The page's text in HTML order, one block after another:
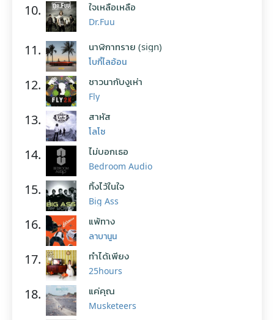
10. ใจเหลือเหลือ
Dr.Fuu
11. นาฬิกาทราย (sign)
โบกี้ไลอ้อน
12. ชาวนากับงูเห่า
Fly
13. สาหัส
โลโซ
14. ไม่บอกเธอ
Bedroom Audio
15. ทิ้งไว้ในใจ
Big Ass
16. แพ้ทาง
ลาบานูน
17. ทำได้เพียง
25hours
18. แค่คุณ
Musketeers